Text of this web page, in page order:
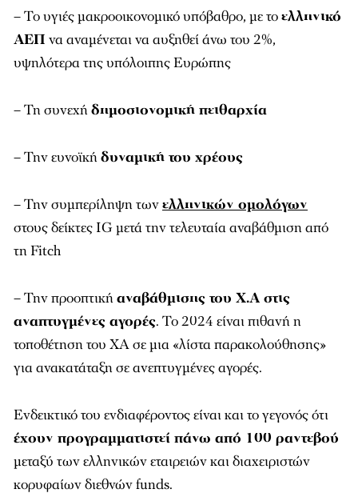
– Το υγιές μακροοικονομικό υπόβαθρο, με τοελληνικό
ΑΕΠ να αναμένεται να αυξηθεί άνω του 2%,
υψηλότερα της υπόλοιπης Ευρώπης
– Τη συνεχήδημοσιονομική πειθαρχία
– Την ευνοϊκήδυναμική του χρέους
– Την συμπερίληψη τωνελληνικών ομολόγων
στους δείκτες IG μετά την τελευταία αναβάθμιση από
τη Fitch
– Την προοπτικήαναβάθμισης του Χ.Α στις
αναπτυγμένες αγορές. Το 2024 είναι πιθανή η
τοποθέτηση του ΧΑ σε μια «λίστα παρακολούθησης»
για ανακατάταξη σε ανεπτυγμένες αγορές.
Ενδεικτικό του ενδιαφέροντος είναι και το γεγονός ότι
έχουν προγραμματιστεί πάνω από 100 ραντεβού
μεταξύ των ελληνικών εταιρειών και διαχειριστών
κορυφαίων διεθνών funds.